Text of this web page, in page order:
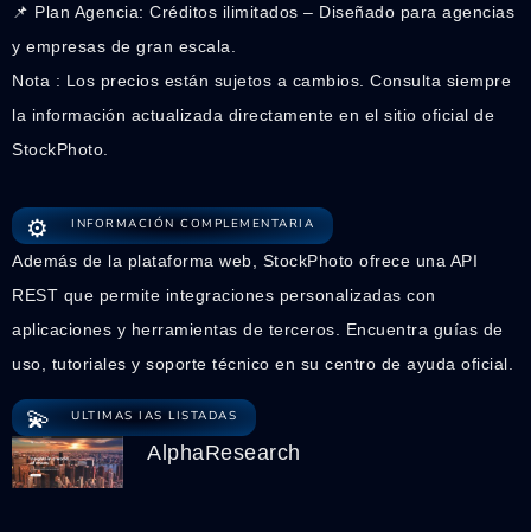
📌 Plan Agencia: Créditos ilimitados – Diseñado para agencias
y empresas de gran escala.
Nota : Los precios están sujetos a cambios. Consulta siempre
la información actualizada directamente en el sitio oficial de
StockPhoto.
⚙️ INFORMACIÓN COMPLEMENTARIA
Además de la plataforma web, StockPhoto ofrece una API
REST que permite integraciones personalizadas con
aplicaciones y herramientas de terceros. Encuentra guías de
uso, tutoriales y soporte técnico en su centro de ayuda oficial.
💫 ULTIMAS IAS LISTADAS
AlphaResearch